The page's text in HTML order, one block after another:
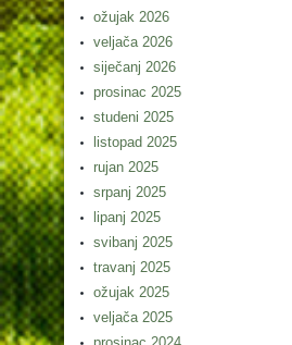
ožujak 2026
veljača 2026
siječanj 2026
prosinac 2025
studeni 2025
listopad 2025
rujan 2025
srpanj 2025
lipanj 2025
svibanj 2025
travanj 2025
ožujak 2025
veljača 2025